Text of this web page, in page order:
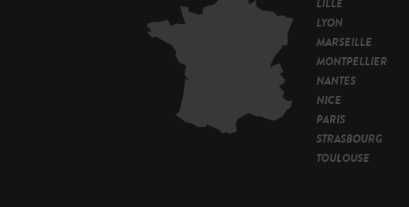
LILLE
LYON
MARSEILLE
MONTPELLIER
NANTES
NICE
PARIS
STRASBOURG
TOULOUSE